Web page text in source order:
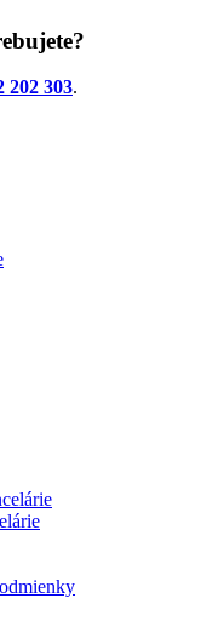
202 303.